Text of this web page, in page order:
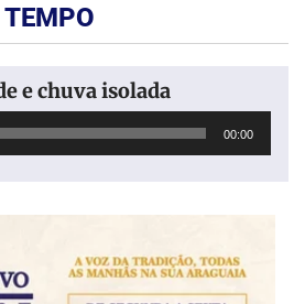
e chuva isolada
00:00